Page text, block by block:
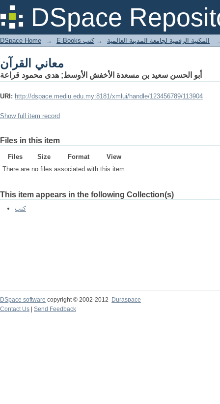
DSpace
معاني القرآن
DSpace Home → E-Books المكتبة الرقمية لجامعة المدينة العالمية → كتب
معاني القرآن
أبو الحسن سعيد بن مسعدة الأخفش الأوسط; هدى محمود قراعة
URI: http://dspace.mediu.edu.my:8181/xmlui/handle/123456789/113904
Show full item record
Files in this item
Files Size Format
View
There are no files associated with this item.
This item appears in the following Collection(s)
كتب
DSpace software copyright © 2002-2012
Duraspace
Contact Us
Send Feedback